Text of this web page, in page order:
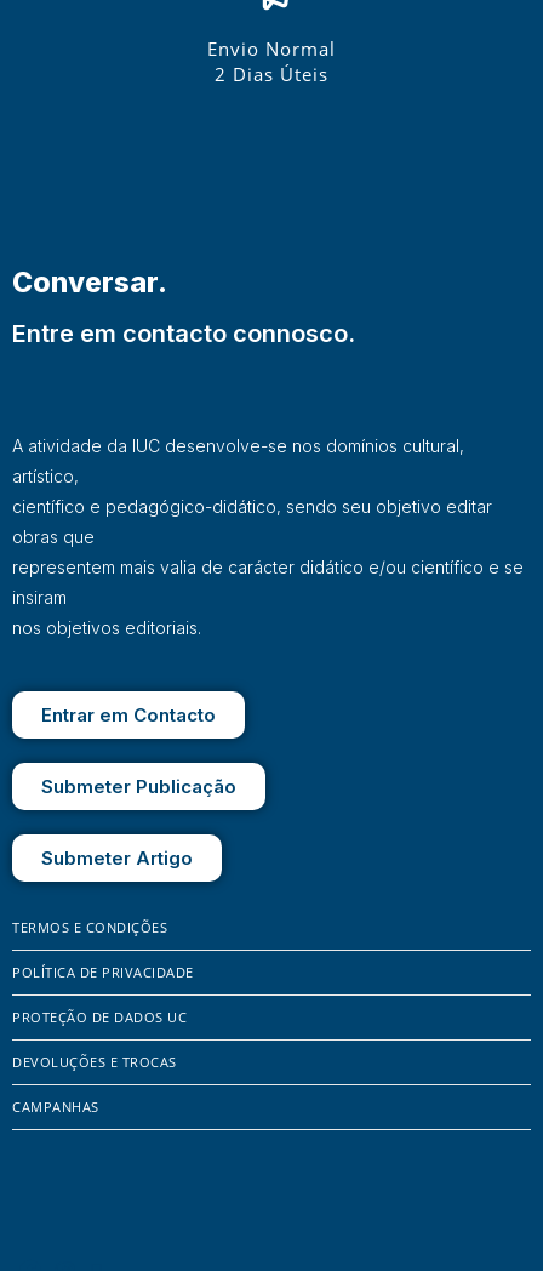
Envio Normal
2 Dias Úteis
Conversar.
Entre em contacto connosco.
A atividade da IUC desenvolve-se nos domínios cultural,
artístico,
científico e pedagógico-didático, sendo seu objetivo editar
obras que
representem mais valia de carácter didático e/ou científico e se
insiram
nos objetivos editoriais.
Entrar em Contacto
Submeter Publicação
Submeter Artigo
TERMOS E CONDIÇÕES
POLÍTICA DE PRIVACIDADE
PROTEÇÃO DE DADOS UC
DEVOLUÇÕES E TROCAS
CAMPANHAS